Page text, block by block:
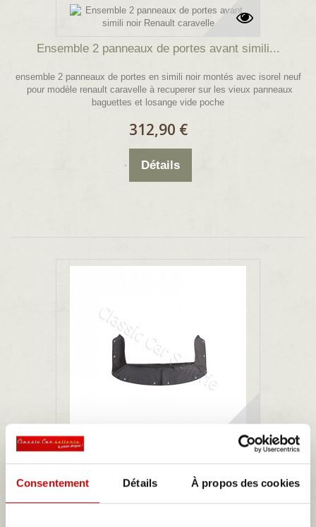
Consentement Détails À propos des cookies
Ensemble 2 panneaux de portes avant simili...
ensemble 2 panneaux de portes en simili noir montés avec isorel neuf
pour modèle renault caravelle à recuperer sur les vieux panneaux
baguettes et losange vide poche
312,90 €
Détails
couvre capote simili noir Renault caravelle
couvre capote en simili noir pour modèle renault caravelle